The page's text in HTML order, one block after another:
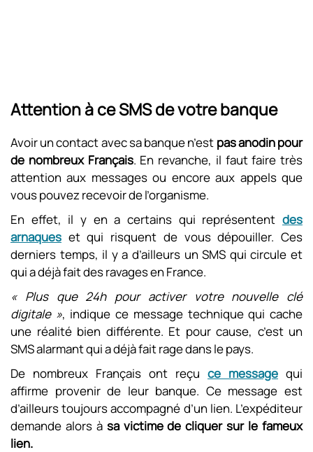
Attention à ce SMS de votre banque
Avoir un contact avec sa banque n’est pas anodin pour
de nombreux Français. En revanche, il faut faire très
attention aux messages ou encore aux appels que
vous pouvez recevoir de l’organisme.
En effet, il y en a certains qui représentent des
arnaques et qui risquent de vous dépouiller. Ces
derniers temps, il y a d’ailleurs un SMS qui circule et
qui a déjà fait des ravages en France.
« Plus que 24h pour activer votre nouvelle clé
digitale », indique ce message technique qui cache
une réalité bien différente. Et pour cause, c’est un
SMS alarmant qui a déjà fait rage dans le pays.
De nombreux Français ont reçu ce message qui
affirme provenir de leur banque. Ce message est
d’ailleurs toujours accompagné d’un lien. L’expéditeur
demande alors àsa victime de cliquer sur le fameux
lien.